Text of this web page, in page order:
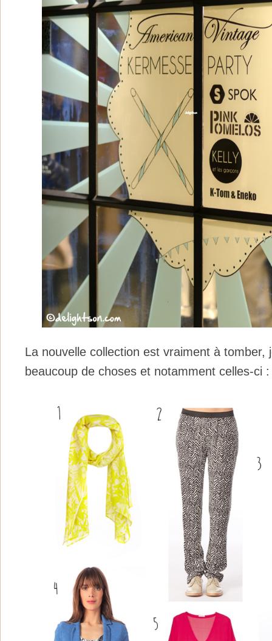
La nouvelle collection est vraiment à tomber,
beaucoup de choses et notamment celles-ci :